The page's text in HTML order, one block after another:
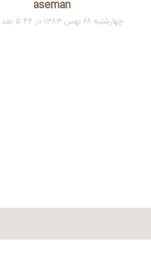
aseman
چهارشنبه ۲۸ بهمن ۱۳۸۳ در ۵:۴۴ بعد از ظهر